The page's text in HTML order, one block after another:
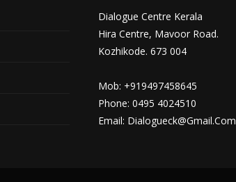
Dialogue Centre Kerala
Hira Centre, Mavoor Road.
Kozhikode. 673 004
Mob: +919497458645
Phone: 0495 4024510
Email: Dialogueck@Gmail.Com